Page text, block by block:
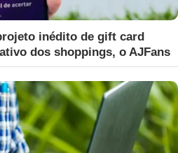
inédito de gift card
dos shoppings, o AJFans